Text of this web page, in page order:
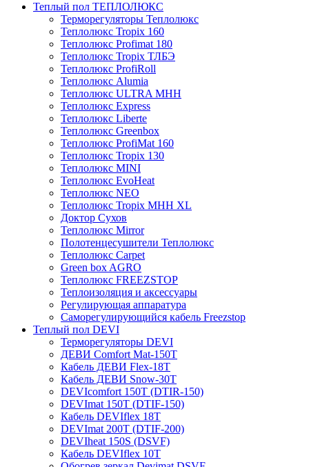
Теплый пол ТЕПЛОЛЮКС
Терморегуляторы Теплолюкс
Теплолюкс Tropix 160
Теплолюкс Profimat 180
Теплолюкс Tropix ТЛБЭ
Теплолюкс ProfiRoll
Теплолюкс Alumia
Теплолюкс ULTRA МНН
Теплолюкс Express
Теплолюкс Liberte
Теплолюкс Greenbox
Теплолюкс ProfiMat 160
Теплолюкс Tropix 130
Теплолюкс MINI
Теплолюкс EvoHeat
Теплолюкс NEO
Теплолюкс Tropix МНН XL
Доктор Сухов
Теплолюкс Mirror
Полотенцесушители Теплолюкс
Теплолюкс Carpet
Green box AGRO
Теплолюкс FREEZSTOP
Теплоизоляция и аксессуары
Регулирующая аппаратура
Cаморегулирующийся кабель Freezstop
Теплый пол DEVI
Терморегуляторы DEVI
ДЕВИ Comfort Mat-150T
Кабель ДЕВИ Flex-18T
Кабель ДЕВИ Snow-30T
DEVIcomfort 150T (DTIR-150)
DEVImat 150T (DTIF-150)
Кабель DEVIflex 18T
DEVImat 200T (DTIF-200)
DEVIheat 150S (DSVF)
Кабель DEVIflex 10T